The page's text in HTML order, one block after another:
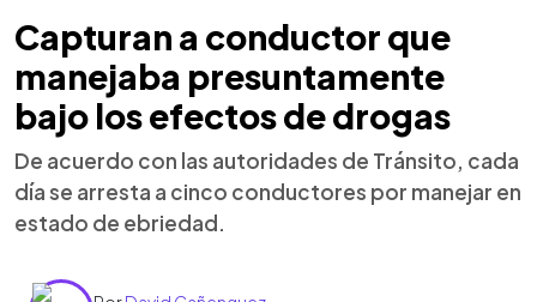
Capturan a conductor que
manejaba presuntamente
bajo los efectos de drogas
De acuerdo con las autoridades de Tránsito, cada
día se arresta a cinco conductores por manejar en
estado de ebriedad.